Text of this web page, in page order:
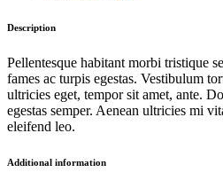
Description
Pellentesque habitant morbi tristique
fames ac turpis egestas. Vestibulum
ultricies eget, tempor sit amet, ante.
egestas semper. Aenean ultricies mi
eleifend leo.
Additional information